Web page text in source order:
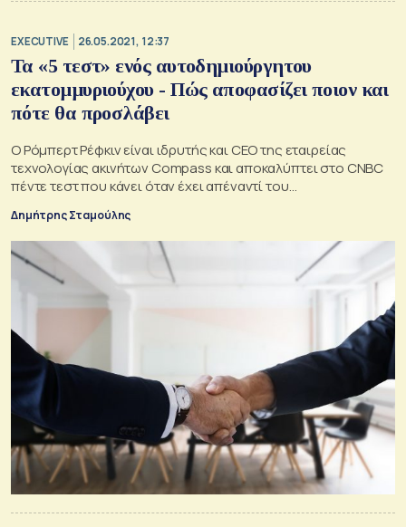
EXECUTIVE 26.05.2021, 12:37
Τα «5 τεστ» ενός αυτοδημιούργητου
εκατομμυριούχου - Πώς αποφασίζει ποιον και
πότε θα προσλάβει
Ο Ρόμπερτ Ρέφκιν είναι ιδρυτής και CEO της εταιρείας
τεχνολογίας ακινήτων Compass και αποκαλύπτει στο CNBC
πέντε τεστ που κάνει όταν έχει απέναντί του
Δημήτρης Σταμούλης